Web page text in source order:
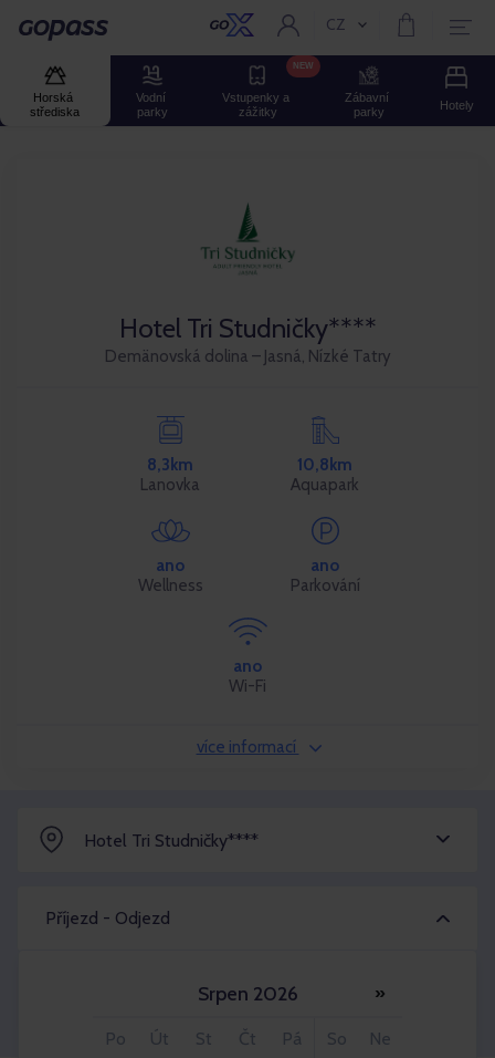
GOPASS Aktuální jazyk:
CZ
Horská
střediska
Vodní
parky
Vstupenky a
zážitky
NEW
Zábavní
parky
Hotely
Hotel Tri Studničky****
Demänovská dolina – Jasná, Nízké Tatry
8,3km
Lanovka
10,8km
Aquapark
ano
Wellness
ano
Parkování
ano
Wi-Fi
více informací
Hotel Tri Studničky****
Příjezd - Odjezd
Srpen 2026 »
Po Út St Čt Pá So Ne